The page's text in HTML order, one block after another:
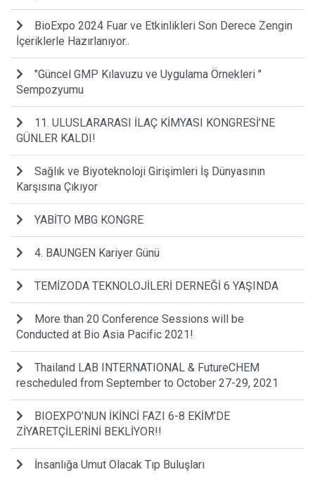
BioExpo 2024 Fuar ve Etkinlikleri Son Derece Zengin
İçeriklerle Hazırlanıyor..
"Güncel GMP Kılavuzu ve Uygulama Örnekleri "
Sempozyumu
11. ULUSLARARASI İLAÇ KİMYASI KONGRESİ’NE
GÜNLER KALDI!
Sağlık ve Biyoteknoloji Girişimleri İş Dünyasının
Karşısına Çıkıyor
YABİTO MBG KONGRE
4. BAUNGEN Kariyer Günü
TEMİZODA TEKNOLOJİLERİ DERNEĞİ 6 YAŞINDA
More than 20 Conference Sessions will be
Conducted at Bio Asia Pacific 2021!
Thailand LAB INTERNATIONAL & FutureCHEM
rescheduled from September to October 27-29, 2021
BIOEXPO’NUN İKİNCİ FAZI 6-8 EKİM’DE
ZİYARETÇİLERİNİ BEKLİYOR!!
İnsanlığa Umut Olacak Tıp Buluşları